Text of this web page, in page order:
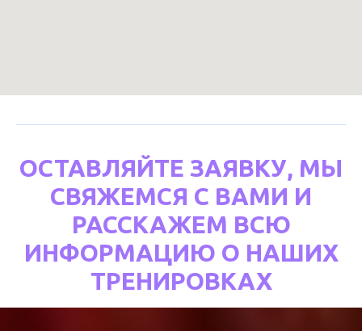
ОСТАВЛЯЙТЕ ЗАЯВКУ, МЫ
СВЯЖЕМСЯ С ВАМИ И
РАССКАЖЕМ ВСЮ
ИНФОРМАЦИЮ О НАШИХ
ТРЕНИРОВКАХ